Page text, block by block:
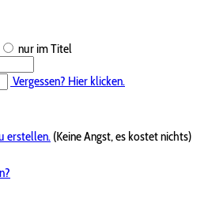
nur im Titel
Vergessen? Hier klicken.
erstellen. (Keine Angst, es kostet nichts)